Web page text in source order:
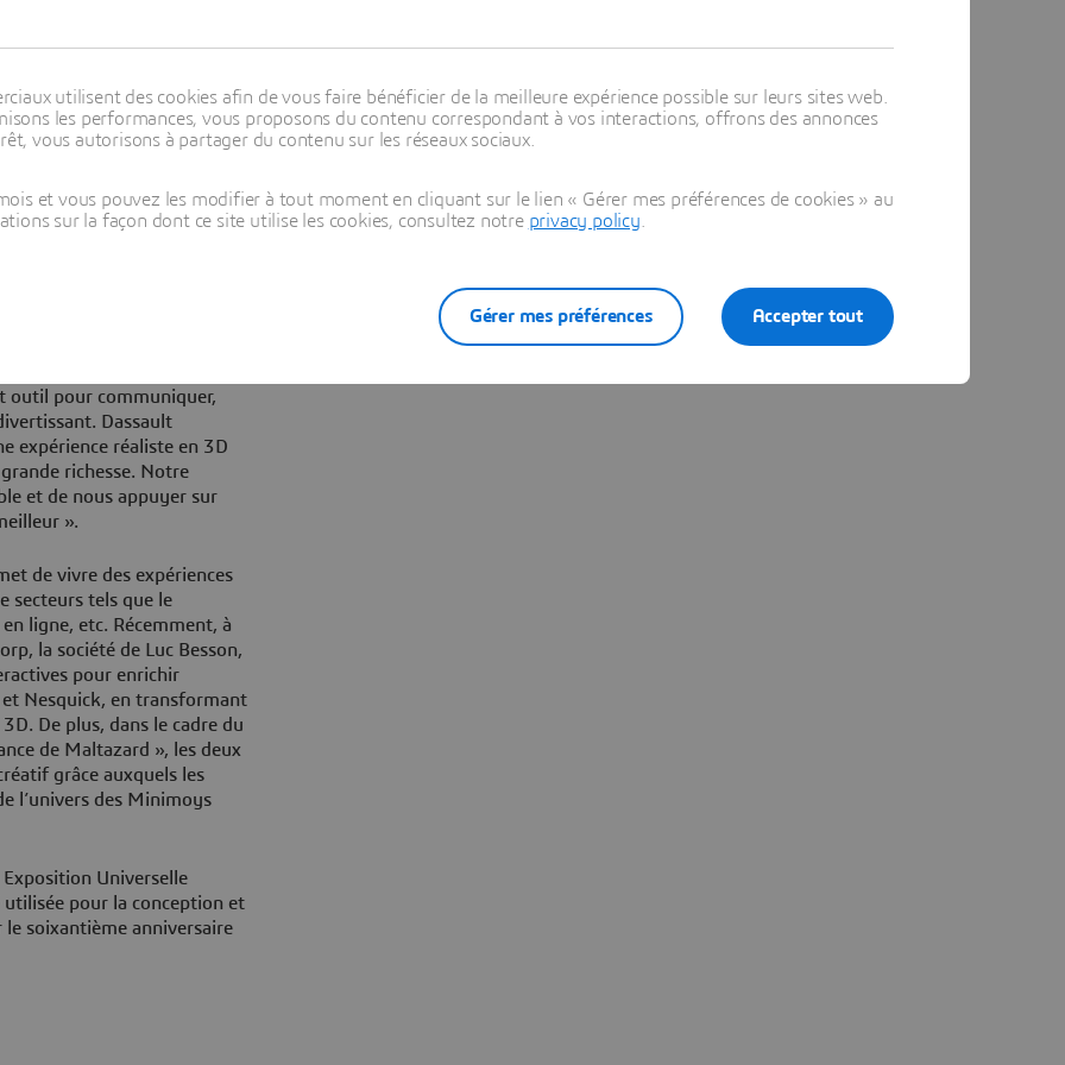
déclare : « Nous nous
à lancer un
édition en ligne. Ce
la France apporte à la
3DVIA Virtools, le
qui nous permet de
sur le thème de
l’Exposition Universelle de
du monde entier
déclare Christian Nardin,
français virtuel en 3D est
outil pour communiquer,
Dassault
expérience réaliste en 3D
richesse. Notre
et de nous appuyer sur
».
de vivre des expériences
secteurs tels que le
ligne, etc. Récemment, à
la société de Luc Besson,
pour enrichir
et Nesquick, en transformant
De plus, dans le cadre du
de Maltazard », les deux
grâce auxquels les
l’univers des Minimoys
Universelle
pour la conception et
soixantième anniversaire
utilisent des cookies afin de vous faire bénéficier de la meilleure expérience possible sur leurs sites web.
les performances, vous proposons du contenu correspondant à vos interactions, offrons des annonces
vous autorisons à partager du contenu sur les réseaux sociaux.
et vous pouvez les modifier à tout moment en cliquant sur le lien « Gérer mes préférences de cookies » au
sur la façon dont ce site utilise les cookies, consultez notre privacy policy
Accepter tout
Gérer mes préférences